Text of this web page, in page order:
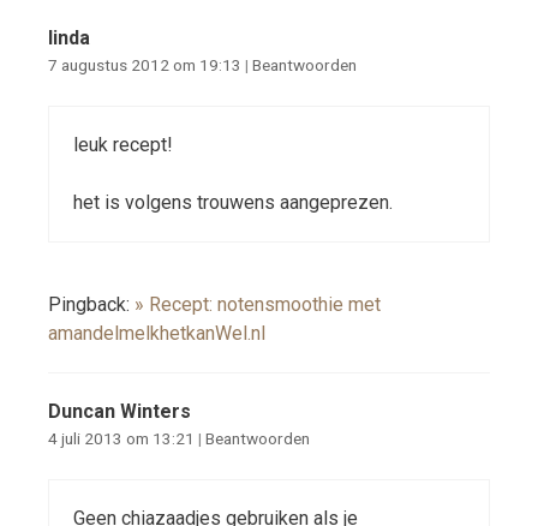
linda
7 augustus 2012 om 19:13 | Beantwoorden
leuk recept!
het is volgens trouwens aangeprezen.
Pingback: » Recept: notensmoothie met
amandelmelkhetkanWel.nl
Duncan Winters
4 juli 2013 om 13:21 | Beantwoorden
Geen chiazaadjes gebruiken als je